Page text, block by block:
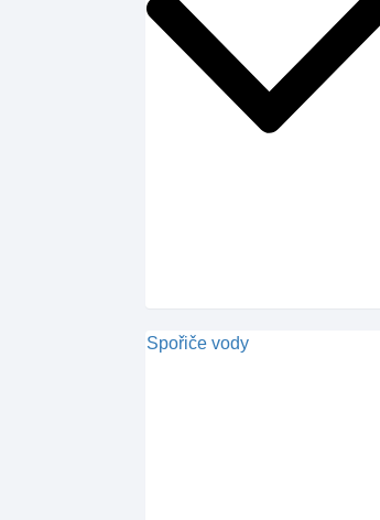
Spořiče vody